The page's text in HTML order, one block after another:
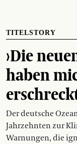
TITELSTORY
›Die
haben
Der deutsche
Jahrzehnten zur
Warnungen, die